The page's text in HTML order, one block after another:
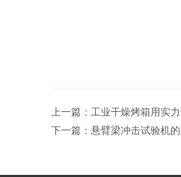
上一篇： 工业干燥烤箱用实
下一篇： 悬臂梁冲击试验机